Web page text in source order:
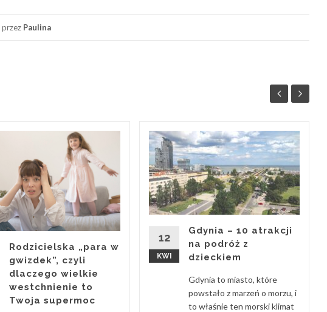
przez Paulina
Rodzicielska „para w
gwizdek”, czyli
dlaczego wielkie
westchnienie to
Twoja supermoc
12
KWI
Gdynia – 10 atrakcji
na podróż z
dzieckiem
Gdynia to miasto, które
powstało z marzeń o morzu, i
to właśnie ten morski klimat